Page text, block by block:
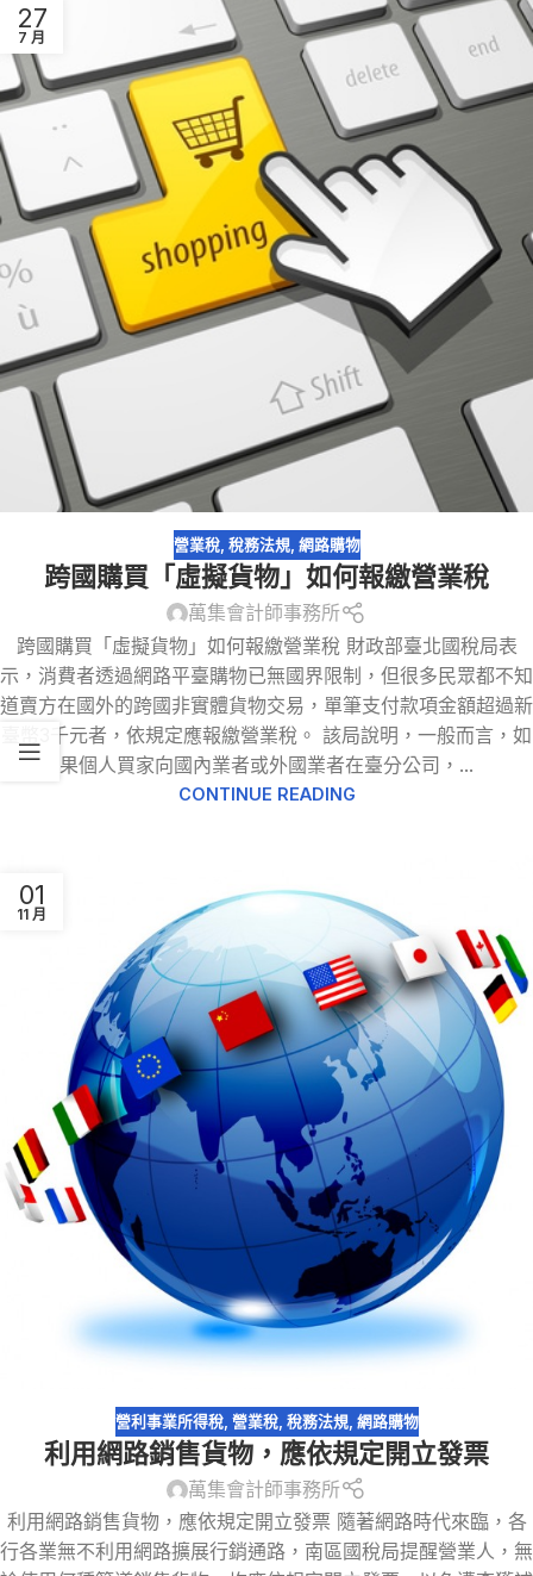
27
7 月
營業稅, 稅務法規, 網路購物
跨國購買「虛擬貨物」如何報繳營業稅
萬集會計師事務所
跨國購買「虛擬貨物」如何報繳營業稅 財政部臺北國稅局表
示，消費者透過網路平臺購物已無國界限制，但很多民眾都不知
道賣方在國外的跨國非實體貨物交易，單筆支付款項金額超過新
臺幣3千元者，依規定應報繳營業稅。 該局說明，一般而言，如
果個人買家向國內業者或外國業者在臺分公司，...
CONTINUE READING
01
11 月
營利事業所得稅, 營業稅, 稅務法規, 網路購物
利用網路銷售貨物，應依規定開立發票
萬集會計師事務所
利用網路銷售貨物，應依規定開立發票 隨著網路時代來臨，各
行各業無不利用網路擴展行銷通路，南區國稅局提醒營業人，無